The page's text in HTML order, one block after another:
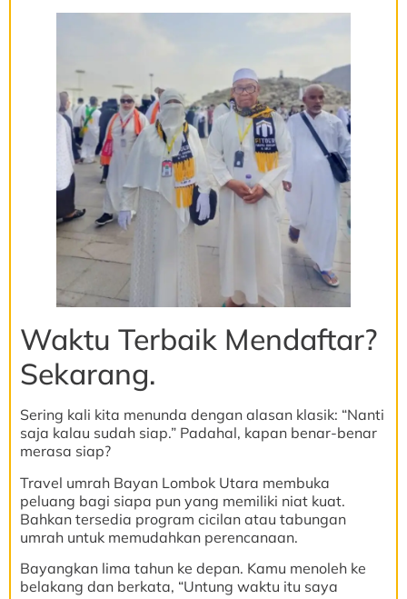
Waktu Terbaik Mendaftar?
Sekarang.
Sering kali kita menunda dengan alasan klasik: “Nanti
saja kalau sudah siap.” Padahal, kapan benar-benar
merasa siap?
Travel umrah Bayan Lombok Utara membuka
peluang bagi siapa pun yang memiliki niat kuat.
Bahkan tersedia program cicilan atau tabungan
umrah untuk memudahkan perencanaan.
Bayangkan lima tahun ke depan. Kamu menoleh ke
belakang dan berkata, “Untung waktu itu saya